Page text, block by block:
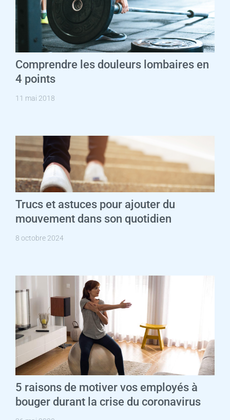
Comprendre les douleurs lombaires en
4 points
11 mai 2018
Trucs et astuces pour ajouter du
mouvement dans son quotidien
8 octobre 2024
5 raisons de motiver vos employés à
bouger durant la crise du coronavirus